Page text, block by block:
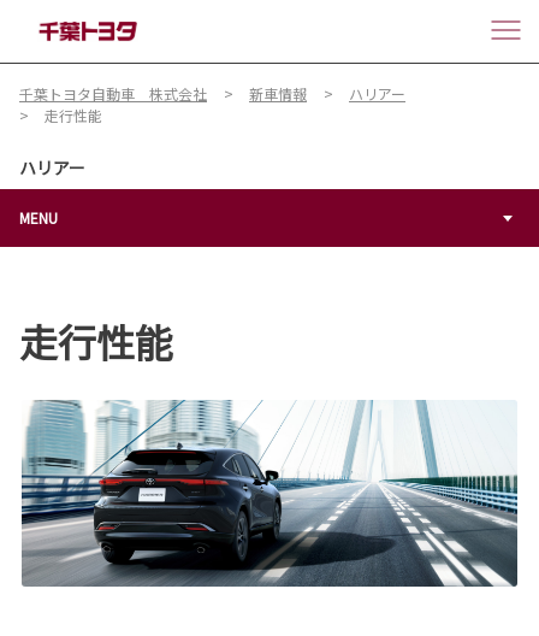
千葉トヨタ自動車 株式会社 新車情報
ハリアー
走行性能
ハリアー
MENU
走行性能